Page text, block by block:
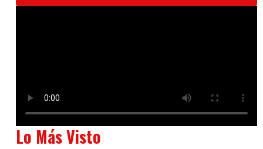
Lo Más Visto